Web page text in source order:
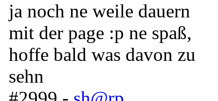
ja noch ne weile dauern
mit der page :p ne spaß,
hoffe bald was davon zu
sehn